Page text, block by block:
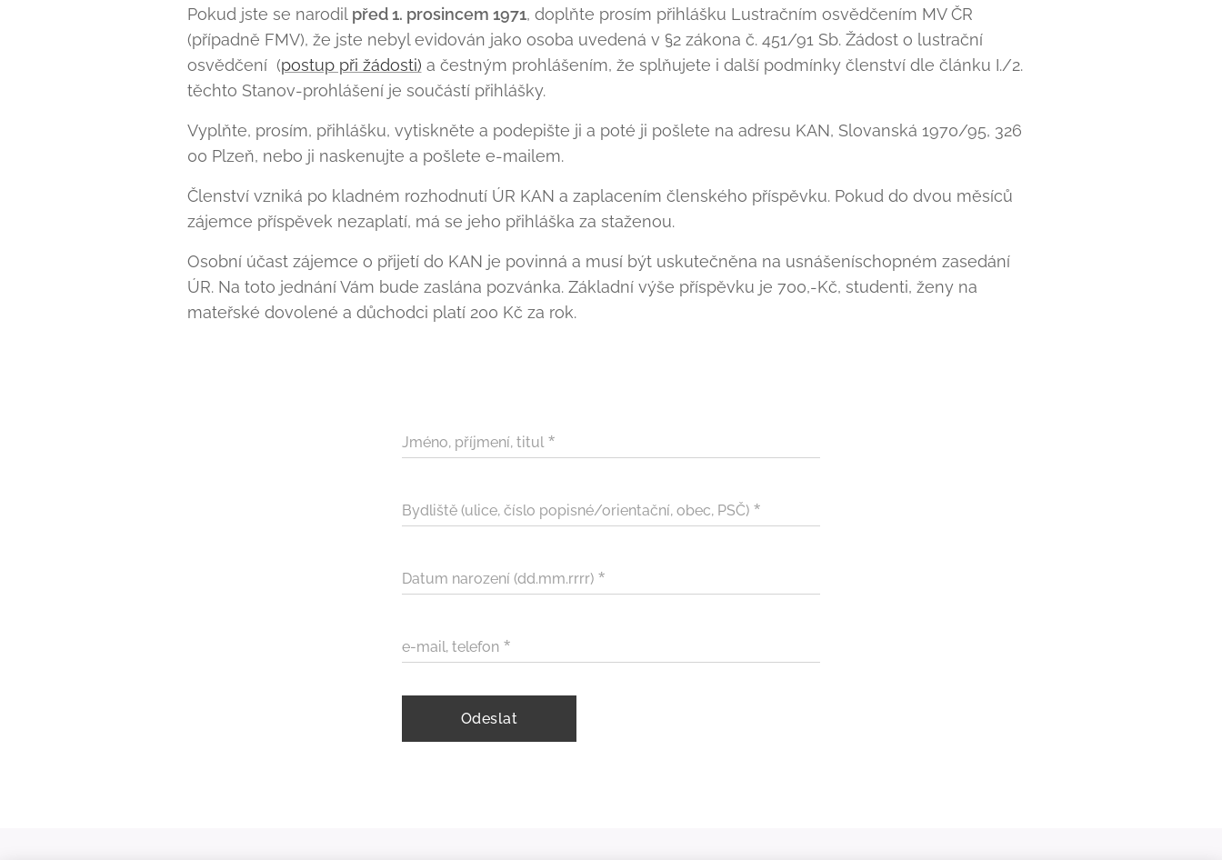
Pokud jste se narodil před 1. prosincem 1971, doplňte prosím přihlášku Lustračním osvědčením MV ČR
(případně FMV), že jste nebyl evidován jako osoba uvedená v §2 zákona č. 451/91 Sb. Žádost o lustrační
osvědčení (postup při žádosti) a čestným prohlášením, že splňujete i další podmínky členství dle článku I./2.
těchto Stanov-prohlášení je součástí přihlášky.
Vyplňte, prosím, přihlášku, vytiskněte a podepište ji a poté ji pošlete na adresu KAN, Slovanská 1970/95, 326
00 Plzeň, nebo ji naskenujte a pošlete e-mailem.
Členství vzniká po kladném rozhodnutí ÚR KAN a zaplacením členského příspěvku. Pokud do dvou měsíců
zájemce příspěvek nezaplatí, má se jeho přihláška za staženou.
Osobní účast zájemce o přijetí do KAN je povinná a musí být uskutečněna na usnášeníschopném zasedání
ÚR. Na toto jednání Vám bude zaslána pozvánka. Základní výše příspěvku je 700,-Kč, studenti, ženy na
mateřské dovolené a důchodci platí 200 Kč za rok.
Jméno, příjmení, titul
Bydliště (ulice, číslo popisné/orientační, obec, PSČ)
Datum narození (dd.mm.rrrr)
e-mail, telefon
Odeslat